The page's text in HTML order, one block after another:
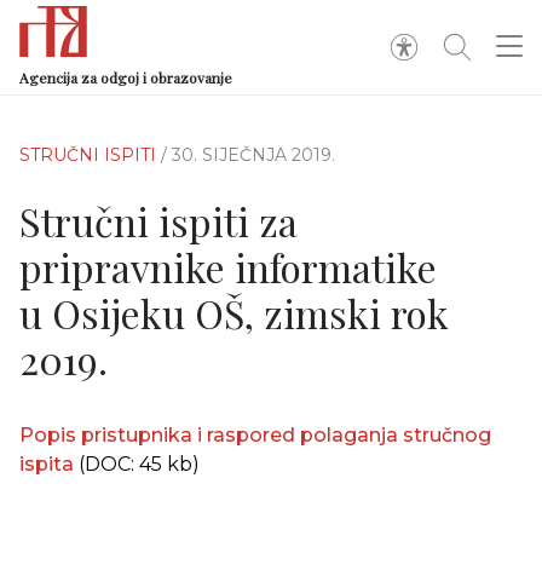
Agencija za odgoj i obrazovanje
STRUČNI ISPITI / 30. SIJEČNJA 2019.
Stručni ispiti za
pripravnike informatike
u Osijeku OŠ, zimski rok
2019.
Popis pristupnika i raspored polaganja stručnog
ispita (DOC: 45 kb)